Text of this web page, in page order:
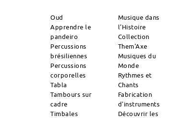
Oud
Apprendre le
pandeiro
Percussions
brésiliennes
Percussions
corporelles
Tabla
Tambours sur
cadre
Timbales
Musique dans
l'Histoire
Collection
Them'Axe
Musiques du
Monde
Rythmes et
Chants
Fabrication
d'instruments
Découvrir les